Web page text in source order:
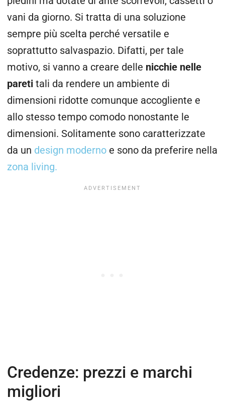
vani da giorno. Si tratta di una soluzione
sempre più scelta perché versatile e
soprattutto salvaspazio. Difatti, per tale
motivo, si vanno a creare delle nicchie nelle
pareti tali da rendere un ambiente di
dimensioni ridotte comunque accogliente e
allo stesso tempo comodo nonostante le
dimensioni. Solitamente sono caratterizzate
da un design moderno e sono da preferire nella
zona living.
Credenze: prezzi e marchi
migliori